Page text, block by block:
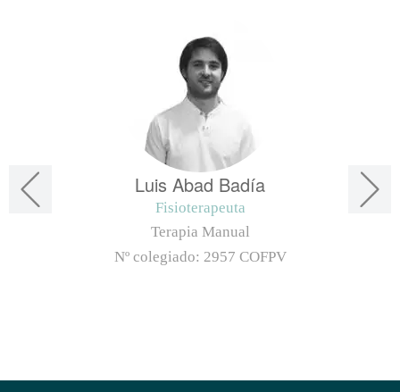
Luis Abad Badía
Fisioterapeuta
Terapia Manual
Nº colegiado: 2957 COFPV